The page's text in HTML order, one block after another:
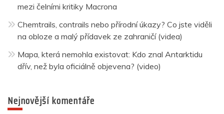
mezi čelními kritiky Macrona
Chemtrails, contrails nebo přírodní úkazy? Co jste viděli
na obloze a malý přídavek ze zahraničí (videa)
Mapa, která nemohla existovat: Kdo znal Antarktidu
dřív, než byla oficiálně objevena? (video)
Nejnovější komentáře